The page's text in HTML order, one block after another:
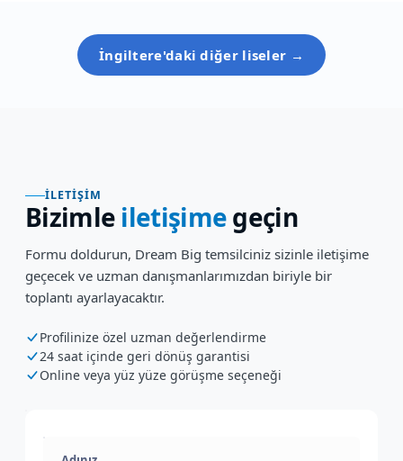
İngiltere'daki diğer liseler →
İLETIŞIM
Bizimle iletişimegeçin
Formu doldurun, Dream Big temsilciniz sizinle iletişime
geçecek ve uzman danışmanlarımızdan biriyle bir
toplantı ayarlayacaktır.
Profilinize özel uzman değerlendirme
24 saat içinde geri dönüş garantisi
Online veya yüz yüze görüşme seçeneği